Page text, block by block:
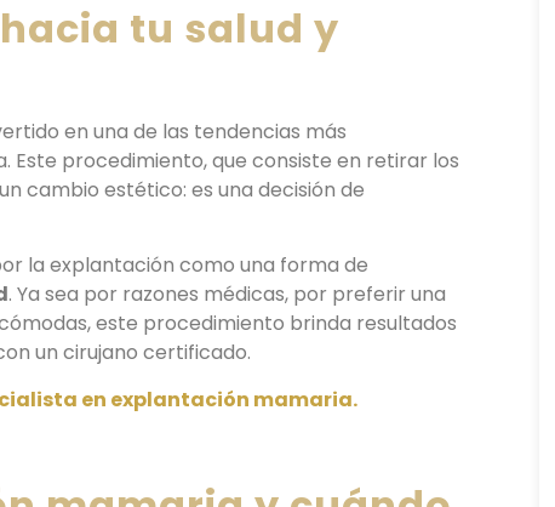
tu salud y
en una de las tendencias más
procedimiento, que consiste en retirar los
cambio estético: es una decisión de
la explantación como una forma de
. Ya sea por razones médicas, por preferir una
este procedimiento brinda resultados
un cirujano certificado.
en explantación mamaria.